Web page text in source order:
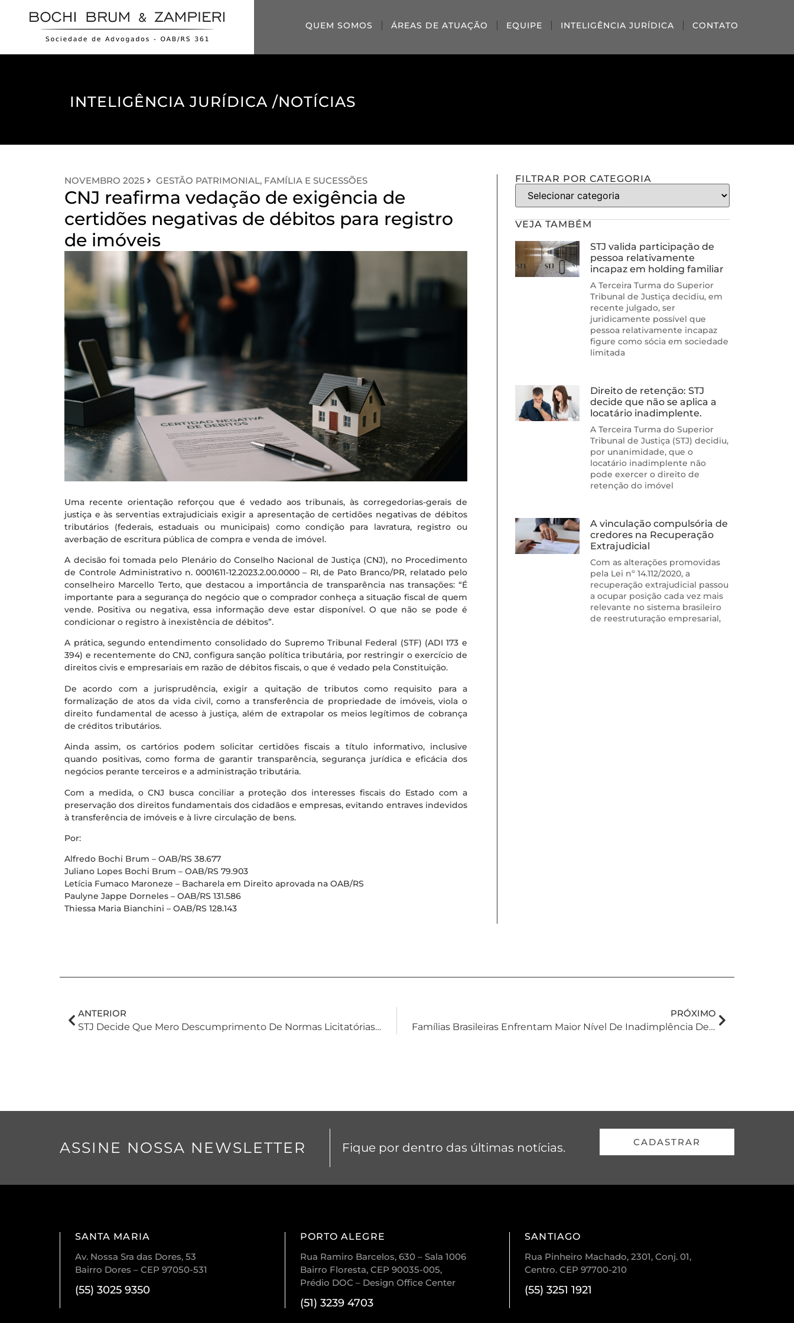
QUEM SOMOS ÁREAS DE ATUAÇÃO EQUIPE INTELIGÊNCIA JURÍDICA CONTATO
INTELIGÊNCIA JURÍDICA /NOTÍCIAS
NOVEMBRO 2025 GESTÃO PATRIMONIAL, FAMÍLIA E SUCESSÕES
CNJ reafirma vedação de exigência de
certidões negativas de débitos para registro
de imóveis
Uma recente orientação reforçou que é vedado aos tribunais, às corregedorias-gerais de
justiça e às serventias extrajudiciais exigir a apresentação de certidões negativas de débitos
tributários (federais, estaduais ou municipais) como condição para lavratura, registro ou
averbação de escritura pública de compra e venda de imóvel.
A decisão foi tomada pelo Plenário do Conselho Nacional de Justiça (CNJ), no Procedimento
de Controle Administrativo n. 0001611-12.2023.2.00.0000 – RI, de Pato Branco/PR, relatado pelo
conselheiro Marcello Terto, que destacou a importância de transparência nas transações: “É
importante para a segurança do negócio que o comprador conheça a situação fiscal de quem
vende. Positiva ou negativa, essa informação deve estar disponível. O que não se pode é
condicionar o registro à inexistência de débitos”.
A prática, segundo entendimento consolidado do Supremo Tribunal Federal (STF) (ADI 173 e
394) e recentemente do CNJ, configura sanção política tributária, por restringir o exercício de
direitos civis e empresariais em razão de débitos fiscais, o que é vedado pela Constituição.
De acordo com a jurisprudência, exigir a quitação de tributos como requisito para a
formalização de atos da vida civil, como a transferência de propriedade de imóveis, viola o
direito fundamental de acesso à justiça, além de extrapolar os meios legítimos de cobrança
de créditos tributários.
Ainda assim, os cartórios podem solicitar certidões fiscais a título informativo, inclusive
quando positivas, como forma de garantir transparência, segurança jurídica e eficácia dos
negócios perante terceiros e a administração tributária.
Com a medida, o CNJ busca conciliar a proteção dos interesses fiscais do Estado com a
preservação dos direitos fundamentais dos cidadãos e empresas, evitando entraves indevidos
à transferência de imóveis e à livre circulação de bens.
Por:
Alfredo Bochi Brum – OAB/RS 38.677
Juliano Lopes Bochi Brum – OAB/RS 79.903
Letícia Fumaco Maroneze – Bacharela em Direito aprovada na OAB/RS
Paulyne Jappe Dorneles – OAB/RS 131.586
Thiessa Maria Bianchini – OAB/RS 128.143
FILTRAR POR CATEGORIA
VEJA TAMBÉM
STJ valida participação de
pessoa relativamente
incapaz em holding familiar
A Terceira Turma do Superior
Tribunal de Justiça decidiu, em
recente julgado, ser
juridicamente possível que
pessoa relativamente incapaz
figure como sócia em sociedade
limitada
Direito de retenção: STJ
decide que não se aplica a
locatário inadimplente.
A Terceira Turma do Superior
Tribunal de Justiça (STJ) decidiu,
por unanimidade, que o
locatário inadimplente não
pode exercer o direito de
retenção do imóvel
A vinculação compulsória de
credores na Recuperação
Extrajudicial
Com as alterações promovidas
pela Lei nº 14.112/2020, a
recuperação extrajudicial passou
a ocupar posição cada vez mais
relevante no sistema brasileiro
de reestruturação empresarial,
ANTERIOR
STJ Decide Que Mero Descumprimento De Normas Licitatórias Não Caracteriza Dolo Específico
PRÓXIMO
Famílias Brasileiras Enfrentam Maior Nível De Inadimplência Desde 2010: 30,5% Em Atraso E 13% Sem Condições De Pagar Dívidas
ASSINE NOSSA NEWSLETTER Fique por dentro das últimas notícias. CADASTRAR
SANTA MARIA
Av. Nossa Sra das Dores, 53
Bairro Dores – CEP 97050-531
(55) 3025 9350
PORTO ALEGRE
Rua Ramiro Barcelos, 630 – Sala 1006
Bairro Floresta, CEP 90035-005,
Prédio DOC – Design Office Center
(51) 3239 4703
SANTIAGO
Rua Pinheiro Machado, 2301, Conj. 01,
Centro. CEP 97700-210
(55) 3251 1921